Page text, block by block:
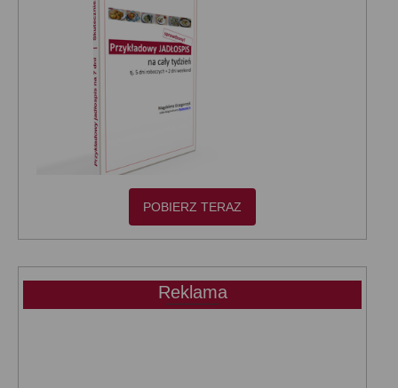
POBIERZ TERAZ
Reklama